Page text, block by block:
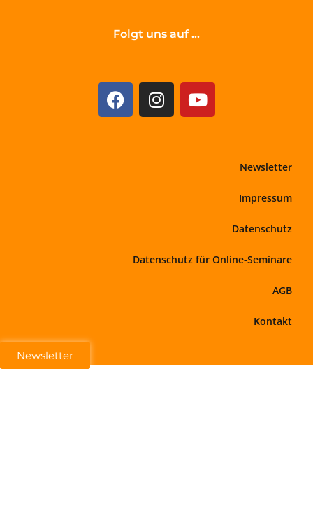
Newsletter
Folgt uns auf ...
Newsletter
Impressum
Datenschutz
Datenschutz für Online-Seminare
AGB
Kontakt